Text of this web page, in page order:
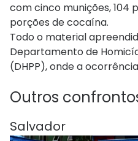
com cinco munições, 104
porções de cocaína.
Todo o material
Departamento de
(DHPP), onde a
Outros
Salvador